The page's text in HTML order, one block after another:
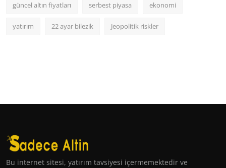
güncel altın fiyatları serbest piyasa ekonomi
yatırım 22 ayar bilezik Jeopolitik riskler
Bu internet sitesi, yatırım tavsiyesi içermemektedir ve